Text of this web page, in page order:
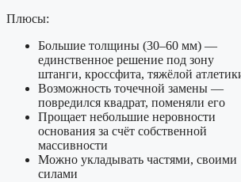
Плюсы:
Большие толщины (30–60 мм) —
единственное решение под зону
штанги, кроссфита, тяжёлой
Возможность точечной замены —
повредился квадрат, поменяли его
Прощает небольшие неровности
основания за счёт собственной
массивности
Можно укладывать частями, своими
силами